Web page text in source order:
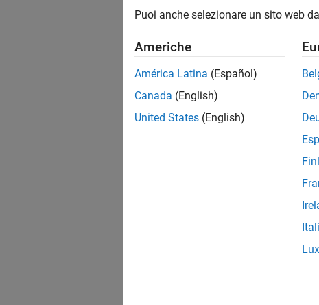
Puoi anche selezionare un sito web
Americhe
América Latina (Español)
Canada (English)
United States (English)